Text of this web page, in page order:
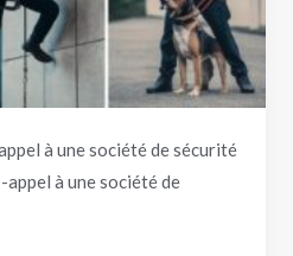
à une société de sécurité
à une société de